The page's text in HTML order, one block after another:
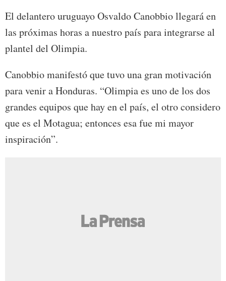
El delantero uruguayo Osvaldo Canobbio llegará en
las próximas horas a nuestro país para integrarse al
plantel del Olimpia.
Canobbio manifestó que tuvo una gran motivación
para venir a Honduras. “Olimpia es uno de los dos
grandes equipos que hay en el país, el otro considero
que es el Motagua; entonces esa fue mi mayor
inspiración”.